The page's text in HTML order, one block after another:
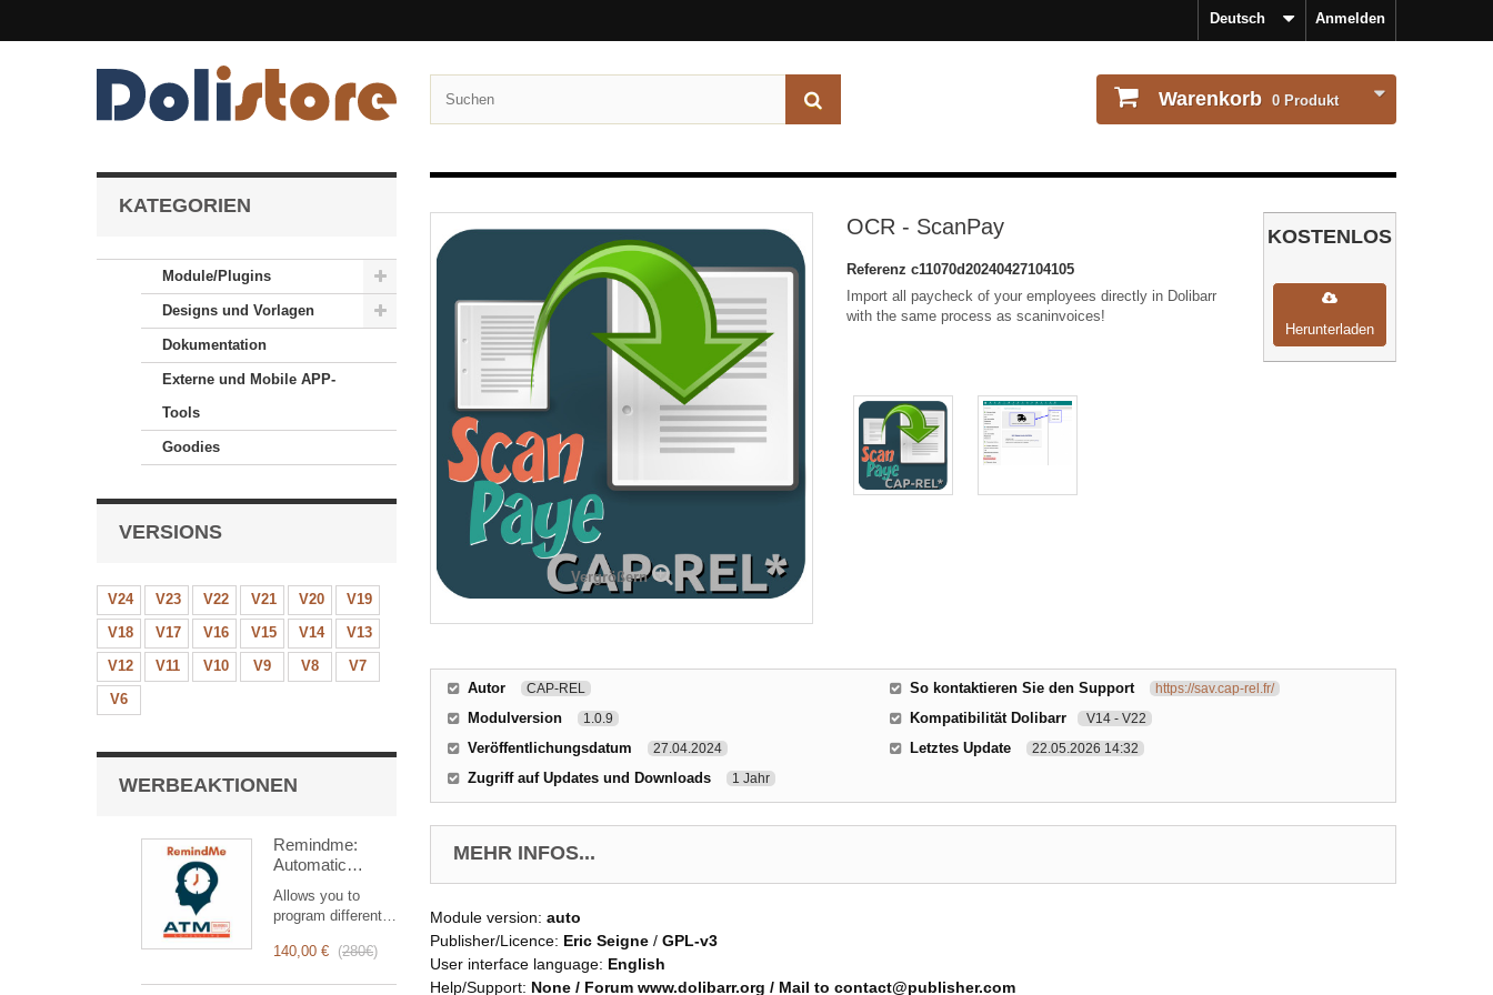
Anmelden
Deutsch
Warenkorb 0 Produkt
KATEGORIEN
Module/Plugins
Designs und Vorlagen
Dokumentation
Externe und Mobile APP-
Tools
Goodies
VERSIONS
V24 V23 V22 V21 V20
V19
V18
V17 V16 V15 V14
V13
V12
V11 V10 V9 V8
V7
V6
WERBEAKTIONEN
Remindme:
Automatic
event,
notification)
Allows you to
program different
based on a trigger.
140,00 € (280€)
Vergrößern
OCR - ScanPay
Referenz c11070d20240427104105
Import all paycheck of your employees directly in Dolibarr
with the same process as scaninvoices!
KOSTENLOS
Herunterladen
Autor CAP-REL
Modulversion 1.0.9
Veröffentlichungsdatum 27.04.2024
Zugriff auf Updates und Downloads 1 Jahr
So kontaktieren Sie den Support https://sav.cap-rel.fr/
Kompatibilität Dolibarr V14 - V22
Letztes Update 22.05.2026 14:32
MEHR INFOS...
Module version: auto
Publisher/Licence: Eric Seigne / GPL-v3
User interface language: English
Help/Support: None / Forum www.dolibarr.org / Mail to contact@publisher.com